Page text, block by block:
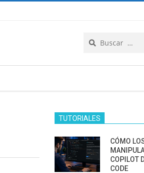
TUTORIALES
CÓMO
COPILOT
CODE